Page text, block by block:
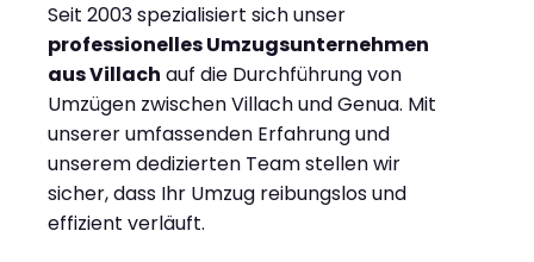
Seit 2003 spezialisiert sich unser
professionelles Umzugsunternehmen
aus Villach auf die Durchführung von
Umzügen zwischen Villach und Genua. Mit
unserer umfassenden Erfahrung und
unserem dedizierten Team stellen wir
sicher, dass Ihr Umzug reibungslos und
effizient verläuft.